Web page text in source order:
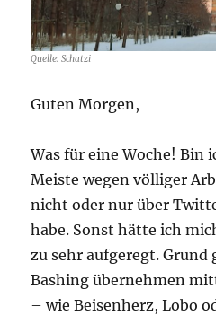
Quelle: Schatzi
Guten Morgen,
Was für eine Woche! Bin
Meiste wegen völliger
nicht oder nur über
habe. Sonst hätte ich
zu sehr aufgeregt. Grund
Bashing übernehmen
– wie Beisenherz, Lobo